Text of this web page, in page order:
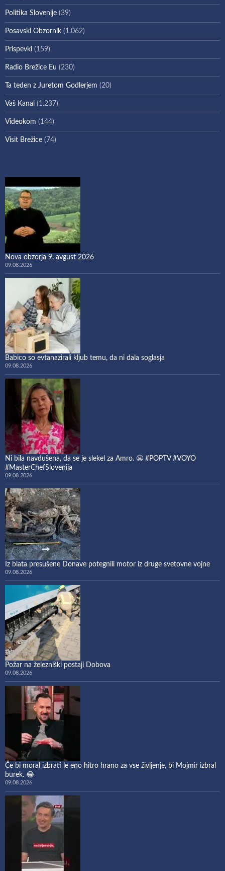
Politika Slovenije (39)
Posavski Obzornik (1.062)
Prispevki (159)
Radio Brežice Eu (230)
Ta teden z Juretom Godlerjem (20)
Vaš Kanal (1.237)
Videokom (144)
Visit Brežice (74)
Nova obzorja 9. avgust 2026
09.08.2026
Babico so evtanazirali kljub temu, da ni dala soglasja
09.08.2026
Ni bila navdušena, da se je slekel za Amro. 😬 #POPTV #VOYO
#MasterChefSlovenija
09.08.2026
Iz blata presušene Donave potegnili motor iz druge svetovne vojne
09.08.2026
Požar na železniški postaji Dobova
09.08.2026
Če bi moral izbrati le eno hitro hrano za vse življenje, bi Mojmir izbral
burek. 😂
09.08.2026